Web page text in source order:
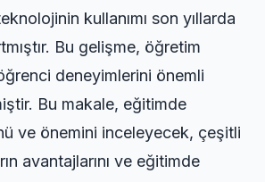
kullanımı son yıllarda
Bu gelişme, öğretim
deneyimlerini önemli
Bu makale, eğitimde
ve önemini inceleyecek, çeşitli
avantajlarını ve eğitimde